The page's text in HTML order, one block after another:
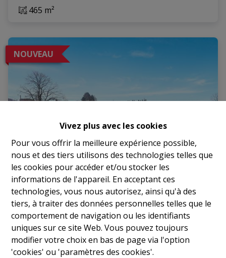
Vivez plus avec les cookies
Pour vous offrir la meilleure expérience possible,
nous et des tiers utilisons des technologies telles que
les cookies pour accéder et/ou stocker les
informations de l'appareil. En acceptant ces
technologies, vous nous autorisez, ainsi qu'à des
tiers, à traiter des données personnelles telles que le
comportement de navigation ou les identifiants
uniques sur ce site Web. Vous pouvez toujours
modifier votre choix en bas de page via l'option
'cookies' ou 'paramètres des cookies'.
465 m²
NOUVEAU
Terrain
5630 Cerfontaine | Ref: 2205
€ 50.000